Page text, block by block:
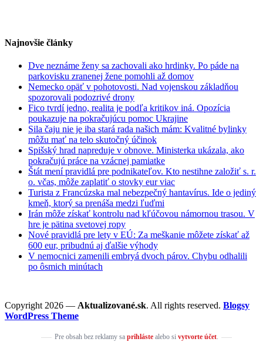
Najnovšie články
Dve neznáme ženy sa zachovali ako hrdinky. Po páde na
parkovisku zranenej žene pomohli až domov
Nemecko opäť v pohotovosti. Nad vojenskou základňou
spozorovali podozrivé drony
Fico tvrdí jedno, realita je podľa kritikov iná. Opozícia
poukazuje na pokračujúcu pomoc Ukrajine
Sila čaju nie je iba stará rada našich mám: Kvalitné bylinky
môžu mať na telo skutočný účinok
Spišský hrad napreduje v obnove. Ministerka ukázala, ako
pokračujú práce na vzácnej pamiatke
Štát mení pravidlá pre podnikateľov. Kto nestihne založiť s. r.
o. včas, môže zaplatiť o stovky eur viac
Turista z Francúzska mal nebezpečný hantavírus. Ide o jediný
kmeň, ktorý sa prenáša medzi ľuďmi
Irán môže získať kontrolu nad kľúčovou námornou trasou. V
hre je pätina svetovej ropy
Nové pravidlá pre lety v EÚ: Za meškanie môžete získať až
600 eur, pribudnú aj ďalšie výhody
V nemocnici zamenili embryá dvoch párov. Chybu odhalili
po ôsmich minútach
Copyright 2026 — Aktualizované.sk. All rights reserved. Blogsy
WordPress Theme
Pre obsah bez reklamy sa prihlástealebo si vytvorte účet.